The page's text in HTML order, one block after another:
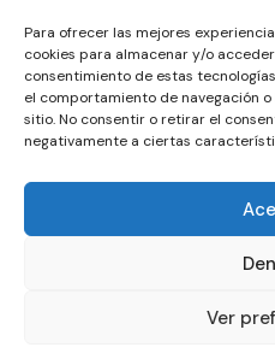
Para ofrecer las mejores
cookies para almacenar y/o
consentimiento de estas
el comportamiento de navegación
sitio. No consentir o retirar el
negativamente a ciertas
Ver
© La Servilleta - El Blog de
Política de cookiesPolítica de